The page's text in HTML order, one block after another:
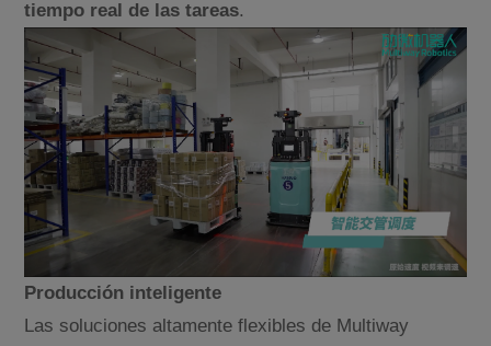
tiempo real de las tareas.
Producción inteligente
Las soluciones altamente flexibles de Multiway